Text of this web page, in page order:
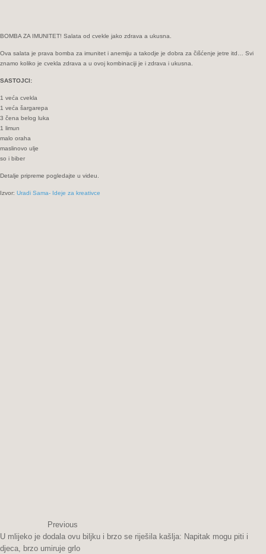
BOMBA ZA IMUNITET! Salata od cvekle jako zdrava a ukusna.
Ova salata je prava bomba za imunitet i anemiju a takodje je dobra za čišćenje jetre itd… Svi
znamo koliko je cvekla zdrava a u ovoj kombinaciji je i zdrava i ukusna.
SASTOJCI:
1 veća cvekla
1 veća šargarepa
3 čena belog luka
1 limun
malo oraha
maslinovo ulje
so i biber
Detalje pripreme pogledajte u videu.
Izvor: Uradi Sama- Ideje za kreativce
Previous
U mlijeko je dodala ovu biljku i brzo se riješila kašlja: Napitak mogu piti i
djeca, brzo umiruje grlo